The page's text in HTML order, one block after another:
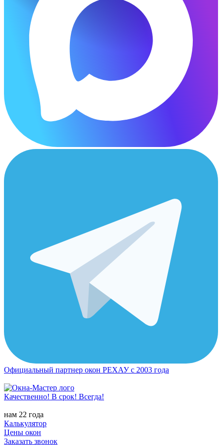
Официальный партнер окон РЕХАУ с 2003 года
Качественно! В срок! Всегда!
нам 22 года
Калькулятор
Цены окон
Заказать звонок